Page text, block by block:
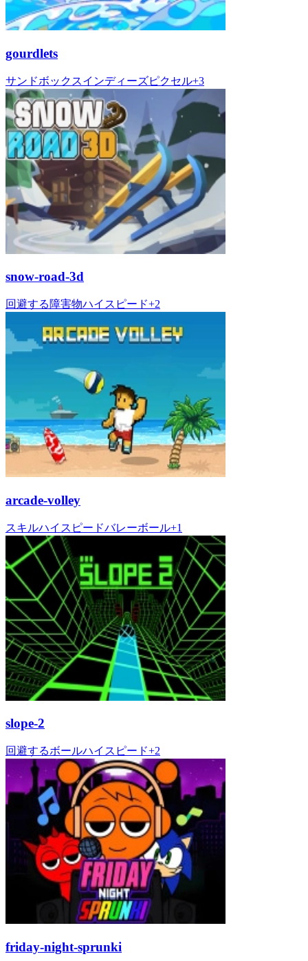
gourdlets
サンドボックスインディーズピクセル+3
snow-road-3d
回避する障害物ハイスピード+2
arcade-volley
スキルハイスピードバレーボール+1
slope-2
回避するボールハイスピード+2
friday-night-sprunki